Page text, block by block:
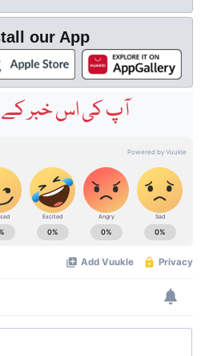
our App
آپ کی اس خبر کے